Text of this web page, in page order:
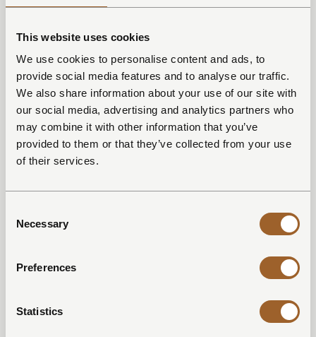
This website uses cookies
We use cookies to personalise content and ads, to
provide social media features and to analyse our traffic.
We also share information about your use of our site with
our social media, advertising and analytics partners who
may combine it with other information that you’ve
provided to them or that they’ve collected from your use
of their services.
Selection
Necessary
Preferences
Statistics